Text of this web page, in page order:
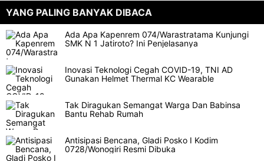
YANG PALING BANYAK DIBACA
Ada Apa Kapenrem 074/Warastratama Kunjungi
SMK N 1 Jatiroto? Ini Penjelasanya
Inovasi Teknologi Cegah COVID-19, TNI AD
Gunakan Helmet Thermal KC Wearable
Tak Diragukan Semangat Warga Dan Babinsa
Bantu Rehab Rumah
Antisipasi Bencana, Gladi Posko I Kodim
0728/Wonogiri Resmi Dibuka